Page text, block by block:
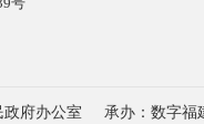
府办公室 承办：数字福